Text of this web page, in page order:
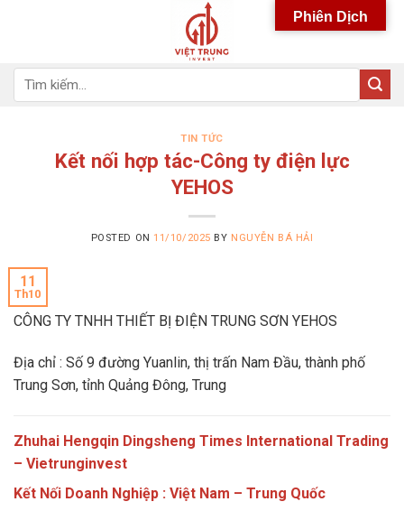
kiếm:
TIN TỨC
Kết nối hợp tác-Công ty điện lực
YEHOS
POSTED ON 11/10/2025 BY NGUYỄN BÁ HẢI
11
Th10
CÔNG TY TNHH THIẾT BỊ ĐIỆN TRUNG SƠN YEHOS
Địa chỉ : Số 9 đường Yuanlin, thị trấn Nam Đầu, thành phố
Trung Sơn, tỉnh Quảng Đông, Trung
Zhuhai Hengqin Dingsheng Times International Trading
– Vietrunginvest
Kết Nối Doanh Nghiệp : Việt Nam – Trung Quốc
Phiên Dịch